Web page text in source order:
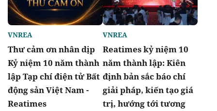
Thư cảm ơn nhân dịp
Kỷ niệm 10 năm thành
lập Tạp chí điện tử Bất
động sản Việt Nam -
Reatimes
VNREA
Reatimes kỷ niệm 10
năm thành lập: Kiên
định bản sắc báo chí
giải pháp, kiến tạo giá
trị, hướng tới tương
VNREA